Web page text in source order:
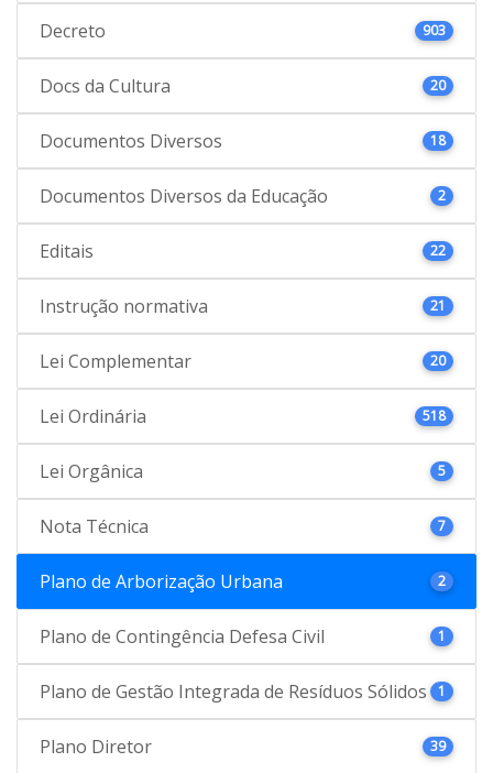
Decreto 903
Docs da Cultura 20
Documentos Diversos 18
Documentos Diversos da Educação 2
Editais 22
Instrução normativa 21
Lei Complementar 20
Lei Ordinária 518
Lei Orgânica 5
Nota Técnica 7
Plano de Arborização Urbana 2
Plano de Contingência Defesa Civil 1
Plano de Gestão Integrada de Resíduos Sólidos 1
Plano Diretor 39